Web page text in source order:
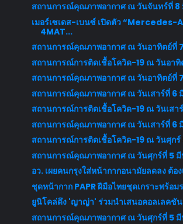
สถานการณ์คุณภาพอากาศ ณ วันจันทร์ที่ 8
เมอร์เซเดส-เบนซ์ เปิดตัว “Mercedes-
4MAT...
สถานการณ์คุณภาพอากาศ ณ วันอาทิตย์ที่
สถานการณ์การติดเชื้อโควิด-19 ณ วันอา
สถานการณ์คุณภาพอากาศ ณ วันอาทิตย์ที่
สถานการณ์คุณภาพอากาศ ณ วันเสาร์ที่ 6
สถานการณ์การติดเชื้อโควิด-19 ณ วันเสา
สถานการณ์คุณภาพอากาศ ณ วันเสาร์ที่ 6
สถานการณ์การติดเชื้อโควิด-19 ณ วันศุก
สถานการณ์คุณภาพอากาศ ณ วันศุกร์ที่ 5
อว. เผยคนกรุงใส่หน้ากากอนามัยลดลง ต้อ
ชุดหน้ากาก PAPR ฝีมือไทยชุดเกราะพร้อม
ยูนิโคล่ดึง 'ญาญ่า' ร่วมนำเสนอคอลเลคชัน
สถานการณ์คุณภาพอากาศ ณ วันศุกร์ที่ 5